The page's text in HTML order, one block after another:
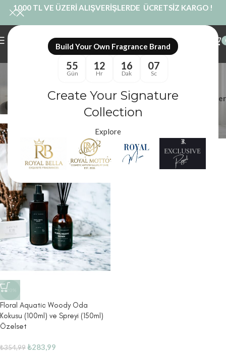
Build Your Own Fragrance Brand
55
Gün
12
Hr
16
Dak
06
Sc
Create Your Signature
Collection
Explore
1000 TL VE ÜZERİ ALIŞVERİŞLERDE ÜCRETSİZ KARGO !
Ev Parfümü
Royal Mum
Ürünler “Ev Parfümü” olarak etiketlendi Filtreler
-20%
Floral Aquatic Woody Oda
Kokusu (100ml) ve Spreyi (150ml)
Özelset
₺354,99₺283,99